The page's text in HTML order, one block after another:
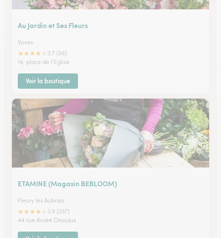
Au Jardin et Ses Fleurs
Voves
★★★★
3.7 (56)
14, place de l'Eglise
Voir la boutique
ETAMINE (Magasin BEBLOOM)
Fleury les Aubrais
★★★★
3.9 (237)
44 rue André Dessaux